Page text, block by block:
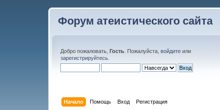
Форум атеистического сайта
Добро пожаловать, Гость . Пожалуйста, войдите или
зарегистрируйтесь
Начало Помощь Вход Регистрация